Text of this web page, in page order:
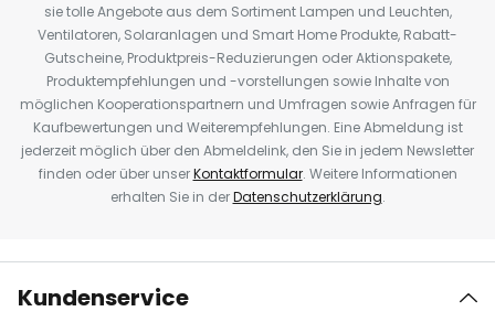
sie tolle Angebote aus dem Sortiment Lampen und Leuchten,
Ventilatoren, Solaranlagen und Smart Home Produkte, Rabatt-
Gutscheine, Produktpreis-Reduzierungen oder Aktionspakete,
Produktempfehlungen und -vorstellungen sowie Inhalte von
möglichen Kooperationspartnern und Umfragen sowie Anfragen für
Kaufbewertungen und Weiterempfehlungen. Eine Abmeldung ist
jederzeit möglich über den Abmeldelink, den Sie in jedem Newsletter
finden oder über unserKontaktformular. Weitere Informationen
erhalten Sie in derDatenschutzerklärung.
Kundenservice